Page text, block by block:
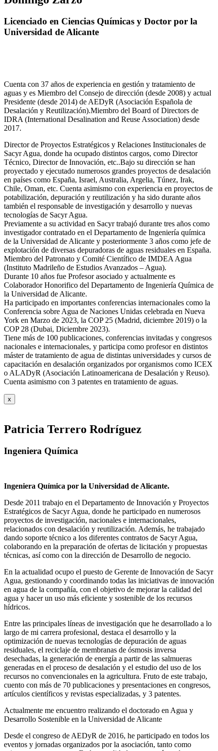
Licenciado en Ciencias Químicas y Doctor por la
Universidad de Alicante
Cuenta con 37 años de experiencia en gestión y tratamiento de
aguas y es Miembro del Consejo de dirección (desde 2008) y actual
Presidente (desde 2014) de AEDyR (Asociación Española de
Desalación y Reutilización).Miembro del Board of Directors de
IDRA (International Desalination and Reuse Association) desde
2017.
Director de Proyectos Estratégicos y Relaciones Institucionales de
Sacyr Agua, donde ha ocupado distintos cargos, como Director
Técnico, Director de Innovación, etc..Bajo su dirección se han
proyectado y ejecutado numerosos grandes proyectos de desalación
en países como España, Israel, Australia, Argelia, Túnez, Irak,
Chile, Oman, etc. Cuenta asimismo con experiencia en proyectos de
potabilización, depuración y reutilización y ha sido durante años
también el responsable de investigación y desarrollo y nuevas
tecnologías de Sacyr Agua.
Previamente a su actividad en Sacyr trabajó durante tres años como
investigador contratado en el Departamento de Ingeniería química
de la Universidad de Alicante y posteriormente 3 años como jefe de
explotación de diversas depuradoras de aguas residuales en España.
Miembro del Patronato y Comité Científico de IMDEA Agua
(Instituto Madrileño de Estudios Avanzados – Agua).
Durante 10 años fue Profesor asociado y actualmente es
Colaborador Honorifico del Departamento de Ingeniería Química de
la Universidad de Alicante.
Ha participado en importantes conferencias internacionales como la
Conferencia sobre Agua de Naciones Unidas celebrada en Nueva
York en Marzo de 2023, la COP 25 (Madrid, diciembre 2019) o la
COP 28 (Dubai, Diciembre 2023).
Tiene más de 100 publicaciones, conferencias invitadas y congresos
nacionales e internacionales, y participa como profesor en distintos
máster de tratamiento de agua de distintas universidades y cursos de
capacitación en desalación organizados por organismos como ICEX
o ALADyR (Asociación Latinoamericana de Desalación y Reuso).
Cuenta asimismo con 3 patentes en tratamiento de aguas.
x
Patricia Terrero Rodríguez
Ingeniera Química
Ingeniera Química por la Universidad de Alicante.
Desde 2011 trabajo en el Departamento de Innovación y Proyectos
Estratégicos de Sacyr Agua, donde he participado en numerosos
proyectos de investigación, nacionales e internacionales,
relacionados con desalación y reutilización. Además, he trabajado
dando soporte técnico a los diferentes contratos de Sacyr Agua,
colaborando en la preparación de ofertas de licitación y propuestas
técnicas, así como con la dirección de Desarrollo de negocio.
En la actualidad ocupo el puesto de Gerente de Innovación de Sacyr
Agua, gestionando y coordinando todas las iniciativas de innovación
en agua de la compañía, con el objetivo de mejorar la calidad del
agua y hacer un uso más eficiente y sostenible de los recursos
hídricos.
Entre las principales líneas de investigación que he desarrollado a lo
largo de mi carrera profesional, destaca el desarrollo y la
optimización de nuevas tecnologías de depuración de aguas
residuales, el reciclaje de membranas de ósmosis inversa
desechadas, la generación de energía a partir de las salmueras
generadas en el proceso de desalación y el estudio del uso de los
recursos no convencionales en la agricultura. Fruto de este trabajo,
cuento con más de 70 publicaciones y presentaciones en congresos,
artículos científicos y revistas especializadas, y 3 patentes.
Actualmente me encuentro realizando el doctorado en Agua y
Desarrollo Sostenible en la Universidad de Alicante
Desde el congreso de AEDyR de 2016, he participado en todos los
eventos y jornadas organizados por la asociación, tanto como